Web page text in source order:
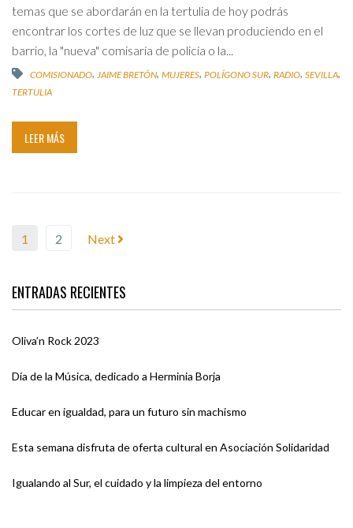
temas que se abordarán en la tertulia de hoy podrás
encontrar los cortes de luz que se llevan produciendo en el
barrio, la "nueva" comisaría de policía o la...
COMISIONADO, JAIME BRETÓN, MUJERES, POLÍGONO SUR, RADIO, SEVILLA,
TERTULIA
LEER MÁS
1 2 Next
ENTRADAS RECIENTES
Oliva’n Rock 2023
Día de la Música, dedicado a Herminia Borja
Educar en igualdad, para un futuro sin machismo
Esta semana disfruta de oferta cultural en Asociación Solidaridad
Igualando al Sur, el cuidado y la limpieza del entorno